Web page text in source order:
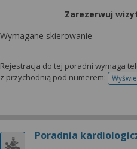
Zarezerwuj
Wymagane skierowanie
Rejestracja do tej poradni wymaga
z przychodnią pod numerem:
Poradnia